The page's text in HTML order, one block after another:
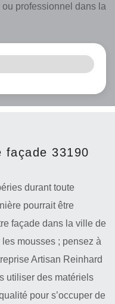
professionnel dans la
façade 33190
durant toute
pourrait être
façade dans la ville de
mousses ; pensez à
Artisan Reinhard
utiliser des matériels
pour s’occuper de